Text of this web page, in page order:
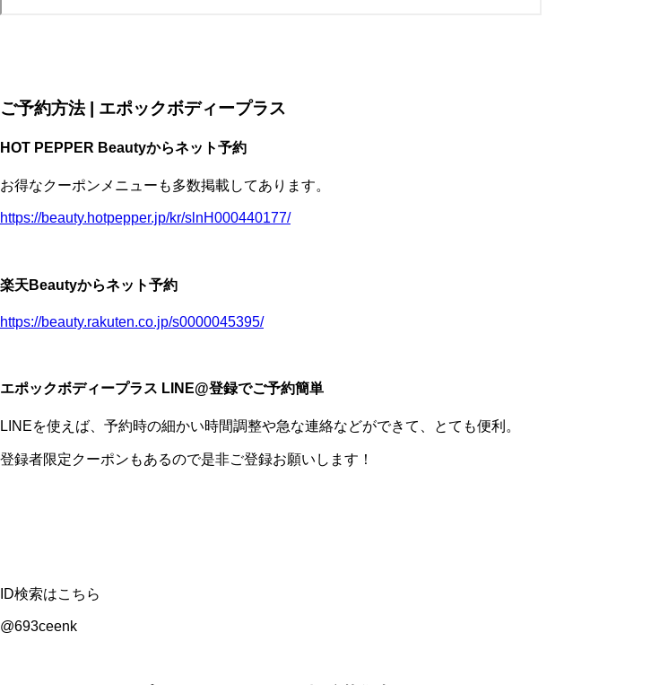
ご予約方法 | エポックボディープラス
HOT PEPPER Beautyからネット予約
お得なクーポンメニューも多数掲載してあります。
https://beauty.hotpepper.jp/kr/slnH000440177/
楽天Beautyからネット予約
https://beauty.rakuten.co.jp/s0000045395/
エポックボディープラス LINE@登録でご予約簡単
LINEを使えば、予約時の細かい時間調整や急な連絡などができて、とても便利。
登録者限定クーポンもあるので是非ご登録お願いします！
ID検索はこちら
@693ceenk